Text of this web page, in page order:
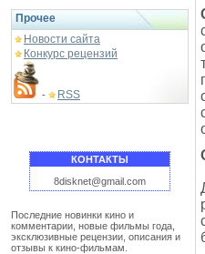
Прочее
Новости сайта
Конкурс рецензий
- RSS
КОНТАКТЫ
8disknet@gmail.com
Последние новинки кино и
комментарии, новые фильмы года,
эксклюзивные рецензии, описания и
отзывы к кино-фильмам.